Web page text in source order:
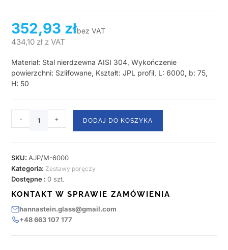
352,93 złbez VAT
434,10 zł z VAT
Materiał: Stal nierdzewna AISI 304, Wykończenie
powierzchni: Szlifowane, Kształt: JPL profil, L: 6000, b: 75,
H: 50
- + DODAJ DO KOSZYKA
SKU: AJP/M-6000
Kategoria: Zestawy poręczy
Dostępne :0 szt.
KONTAKT W SPRAWIE ZAMÓWIENIA
hannastein.glass@gmail.com
+48 663 107 177